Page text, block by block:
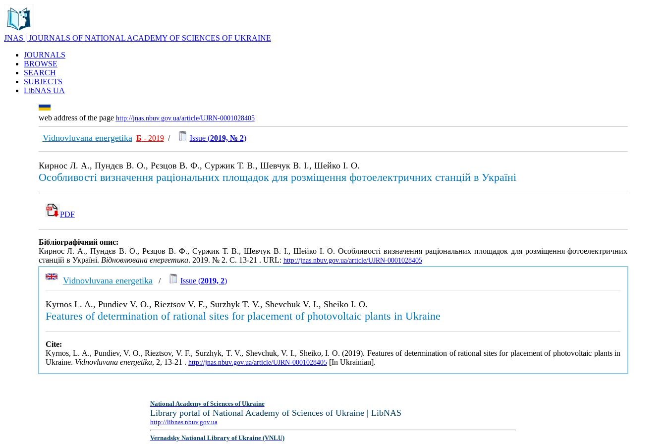
JNAS | JOURNALS OF NATIONAL ACADEMY OF SCIENCES OF UKRAINE
JOURNALS
BROWSE
SEARCH
SUBJECTS
LibNAS UA
web address of the page http://jnas.nbuv.gov.ua/article/UJRN-0001028405
Vidnovluvana energetika Б - 2019/ Issue (2019, № 2)
Кирнос Л. А., Пундєв В. О., Рєзцов В. Ф., Суржик Т. В., Шевчук В. І., Шейко І. О.
Особливості визначення раціональних площадок для розміщення фотоелектричних станцій в Україні
PDF
Бібліографічний опис:
Кирнос Л. А., Пундєв В. О., Рєзцов В. Ф., Суржик Т. В., Шевчук В. І., Шейко І. О. Особливості визначення раціональних площадок для розміщення фотоелектричних
станцій в Україні. Відновлювана енергетика. 2019. № 2. С. 13-21 . URL: http://jnas.nbuv.gov.ua/article/UJRN-0001028405
Vidnovluvana energetika / Issue (2019, 2)
Kyrnos L. A., Pundiev V. O., Rieztsov V. F., Surzhyk T. V., Shevchuk V. I., Sheiko I. O.
Features of determination of rational sites for placement of photovoltaic plants in Ukraine
Cite:
Kyrnos, L. A., Pundiev, V. O., Rieztsov, V. F., Surzhyk, T. V., Shevchuk, V. I., Sheiko, I. O. (2019). Features of determination of rational sites for placement of photovoltaic plants in
Ukraine. Vidnovluvana energetika, 2, 13-21 . http://jnas.nbuv.gov.ua/article/UJRN-0001028405[In Ukrainian].
National Academy of Sciences of Ukraine
Library portal of National Academy of Sciences of Ukraine | LibNAS
http://libnas.nbuv.gov.ua
Vernadsky National Library of Ukraine (VNLU)